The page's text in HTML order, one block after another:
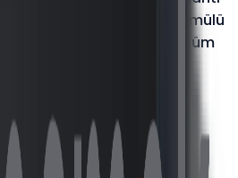
otomasyon ve gömülü
ve verimli bir çözüm